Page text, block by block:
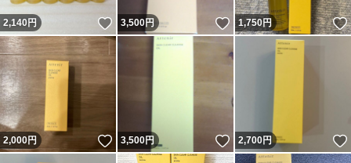
2,140円 いいね！
3,500円 いいね！
1,750円
2,000円 いいね！
3,500円 いいね！
2,700円